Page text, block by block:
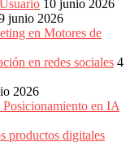
10 junio 2026
junio 2026
en Motores de
en redes sociales 4
2026
en IA
productos digitales